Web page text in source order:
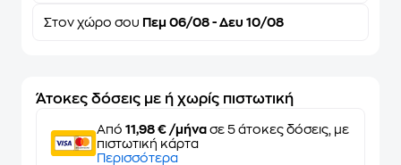
Στον χώρο σου Πεμ 06/08 - Δευ 10/08
Άτοκες δόσεις με ή χωρίς πιστωτική
Από 11,98 € /μήνα σε 5 άτοκες δόσεις, με
πιστωτική κάρτα
Περισσότερα